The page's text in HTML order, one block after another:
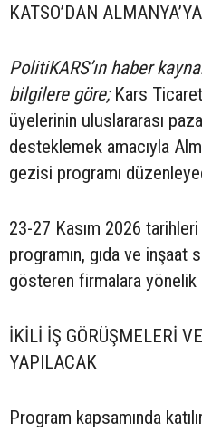
KATSO’DAN
PolitiKARS’ın haber
bilgilere göre;Kars Ticaret
üyelerinin uluslararası
desteklemek amacıyla
gezisi programı
23-27 Kasım 2026
programın, gıda ve
gösteren firmalara yönelik
İKİLİ İŞ GÖRÜŞMELERİ
YAPILACAK
Program kapsamında